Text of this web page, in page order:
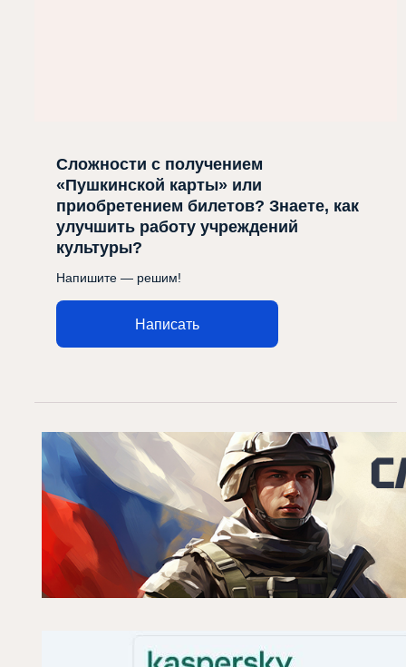
Сложности с получением
«Пушкинской карты» или
приобретением билетов? Знаете, как
улучшить работу учреждений
культуры?
Напишите — решим!
Написать